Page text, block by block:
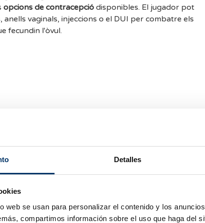
Detalles
web se usan para personalizar el contenido y los
compartimos información sobre el uso que haga del
opcions de contracepció disponibles. El jugador pot
vaginals, injeccions o el DUI per combatre els
fecundin l'òvul.
podem respondre tots
així que sigui
a consultar les
ajudar.